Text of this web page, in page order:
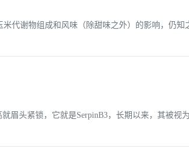
代谢物组成和风味（除甜味之外）的影响，仍知
眉头紧锁，它就是SerpinB3，长期以来，其被视